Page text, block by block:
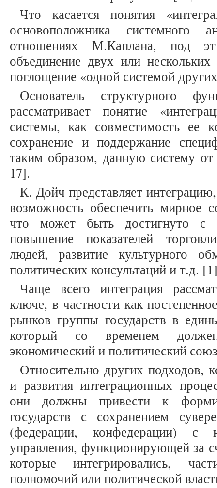
Что касается понятия
основоположника системного
отношениях М.Каплана, под
объединение двух или
поглощение «одной системой
Основатель структурного
рассматривает понятие
системы, как совместимость ее
сохранение и поддержание
таким образом, данную систему
17].
К. Дойч представляет
возможность обеспечить мирное
что может быть достигнуто
повышение показателей
людей, развитие культурного
политических консультаций и т.д.
Чаще всего интеграция
ключе, в частности как
рынков группы государств в
который со временем
экономический и политический
Относительно других подходов,
и развития интеграционных
они должны привести к
государств с сохранением
(федерации, конфедерации) с
управления, функционирующей за
которые интегрировались,
полномочий или политической